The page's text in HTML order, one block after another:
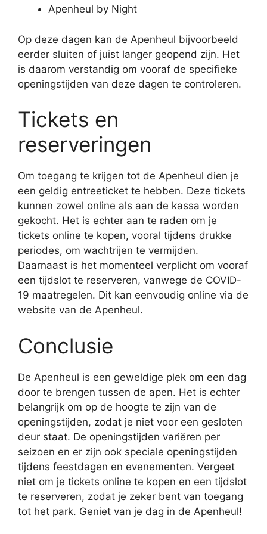
Apenheul by Night
Op deze dagen kan de Apenheul bijvoorbeeld
eerder sluiten of juist langer geopend zijn. Het
is daarom verstandig om vooraf de specifieke
openingstijden van deze dagen te controleren.
Tickets en
reserveringen
Om toegang te krijgen tot de Apenheul dien je
een geldig entreeticket te hebben. Deze tickets
kunnen zowel online als aan de kassa worden
gekocht. Het is echter aan te raden om je
tickets online te kopen, vooral tijdens drukke
periodes, om wachtrijen te vermijden.
Daarnaast is het momenteel verplicht om vooraf
een tijdslot te reserveren, vanwege de COVID-
19 maatregelen. Dit kan eenvoudig online via de
website van de Apenheul.
Conclusie
De Apenheul is een geweldige plek om een dag
door te brengen tussen de apen. Het is echter
belangrijk om op de hoogte te zijn van de
openingstijden, zodat je niet voor een gesloten
deur staat. De openingstijden variëren per
seizoen en er zijn ook speciale openingstijden
tijdens feestdagen en evenementen. Vergeet
niet om je tickets online te kopen en een tijdslot
te reserveren, zodat je zeker bent van toegang
tot het park. Geniet van je dag in de Apenheul!